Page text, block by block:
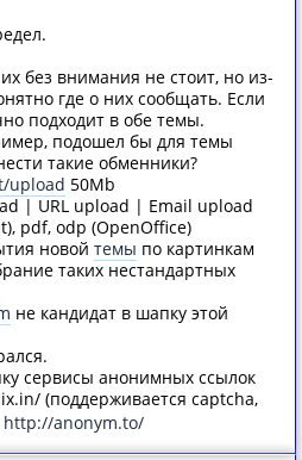
без внимания не стоит, но из-
где о них сообщать. Если
подходит в обе темы.
подошел бы для темы
такие обменники?
upload 50Mb
| URL upload | Email upload
pdf, odp (OpenOffice)
новой темы по картинкам
таких нестандартных
не кандидат в шапку этой
сервисы анонимных ссылок
(поддерживается captcha,
http://anonym.to/